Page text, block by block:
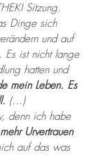
Sitzung.
Dinge sich
und auf
Es ist nicht lange
hatten und
mein Leben. Es
(…)
denn ich habe
Urvertrauen
auf das was